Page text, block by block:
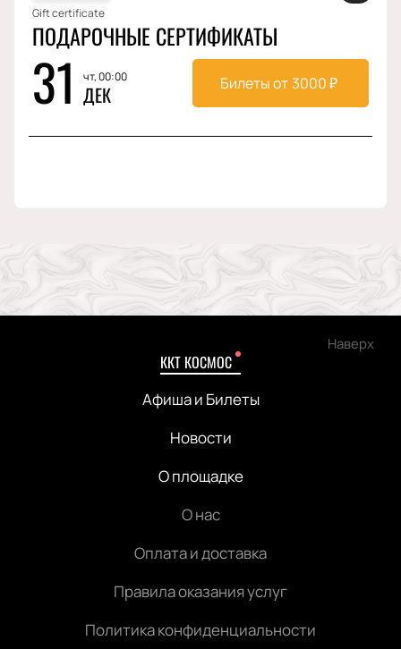
Gift certificate
ПОДАРОЧНЫЕ СЕРТИФИКАТЫ
31 чт, 00:00
ДЕК Билеты от 3000₽
Наверх
ККТ КОСМОС
Афиша и Билеты
Новости
О площадке
О нас
Оплата и доставка
Правила оказания услуг
Политика конфиденциальности